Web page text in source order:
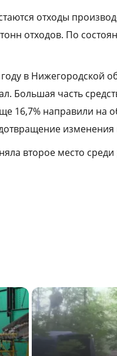
отходы
отходов. По
в Нижегородской
Большая часть
16,7% направили на
изменения
второе место